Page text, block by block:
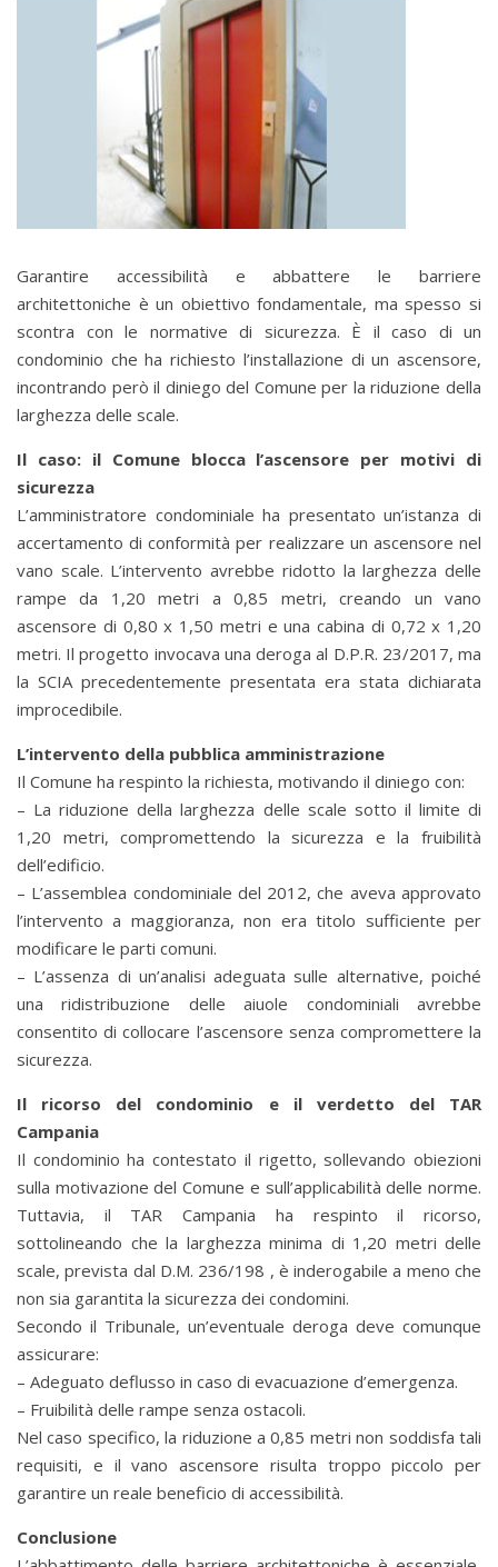
Garantire accessibilità e abbattere le barriere
architettoniche è un obiettivo fondamentale, ma spesso si
scontra con le normative di sicurezza. È il caso di un
condominio che ha richiesto l’installazione di un ascensore,
incontrando però il diniego del Comune per la riduzione della
larghezza delle scale.
Il caso: il Comune blocca l’ascensore per motivi di
sicurezza
L’amministratore condominiale ha presentato un’istanza di
accertamento di conformità per realizzare un ascensore nel
vano scale. L’intervento avrebbe ridotto la larghezza delle
rampe da 1,20 metri a 0,85 metri, creando un vano
ascensore di 0,80 x 1,50 metri e una cabina di 0,72 x 1,20
metri. Il progetto invocava una deroga al D.P.R. 23/2017, ma
la SCIA precedentemente presentata era stata dichiarata
improcedibile.
L’intervento della pubblica amministrazione
Il Comune ha respinto la richiesta, motivando il diniego con:
– La riduzione della larghezza delle scale sotto il limite di
1,20 metri, compromettendo la sicurezza e la fruibilità
dell’edificio.
– L’assemblea condominiale del 2012, che aveva approvato
l’intervento a maggioranza, non era titolo sufficiente per
modificare le parti comuni.
– L’assenza di un’analisi adeguata sulle alternative, poiché
una ridistribuzione delle aiuole condominiali avrebbe
consentito di collocare l’ascensore senza compromettere la
sicurezza.
Il ricorso del condominio e il verdetto del TAR
Campania
Il condominio ha contestato il rigetto, sollevando obiezioni
sulla motivazione del Comune e sull’applicabilità delle norme.
Tuttavia, il TAR Campania ha respinto il ricorso,
sottolineando che la larghezza minima di 1,20 metri delle
scale, prevista dal D.M. 236/198 , è inderogabile a meno che
non sia garantita la sicurezza dei condomini.
Secondo il Tribunale, un’eventuale deroga deve comunque
assicurare:
– Adeguato deflusso in caso di evacuazione d’emergenza.
– Fruibilità delle rampe senza ostacoli.
Nel caso specifico, la riduzione a 0,85 metri non soddisfa tali
requisiti, e il vano ascensore risulta troppo piccolo per
garantire un reale beneficio di accessibilità.
Conclusione